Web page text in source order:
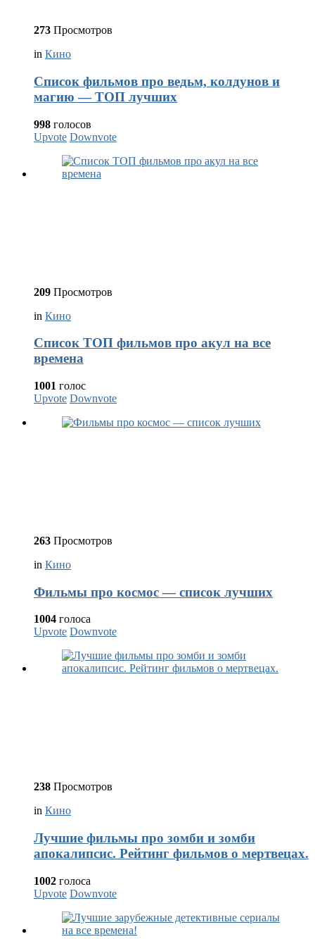
273 Просмотров
in Кино
Список фильмов про ведьм, колдунов и
магию — ТОП лучших
998 голосов
Upvote Downvote
209 Просмотров
in Кино
Список ТОП фильмов про акул на все
времена
1001 голос
Upvote Downvote
263 Просмотров
in Кино
Фильмы про космос — список лучших
1004 голоса
Upvote Downvote
238 Просмотров
in Кино
Лучшие фильмы про зомби и зомби
апокалипсис. Рейтинг фильмов о мертвецах.
1002 голоса
Upvote Downvote